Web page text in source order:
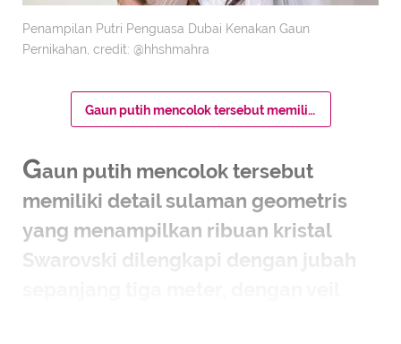
Penampilan Putri Penguasa Dubai Kenakan Gaun
Pernikahan, credit: @hhshmahra
Gaun putih mencolok tersebut memiliki detail sulaman geometris yang menampilkan ribuan kristal Swarovski dilengkapi dengan jubah sepanjang tiga meter, dengan veil menghiasi rambutnya.
Gaun putih mencolok tersebut
memiliki detail sulaman geometris
yang menampilkan ribuan kristal
Swarovski dilengkapi dengan jubah